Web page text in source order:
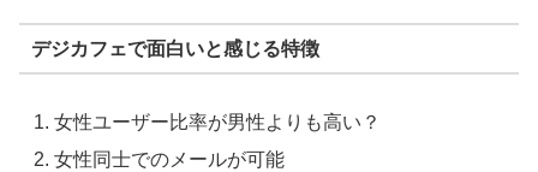
デジカフェで面白いと感じる特徴
女性ユーザー比率が男性よりも高い？
女性同士でのメールが可能